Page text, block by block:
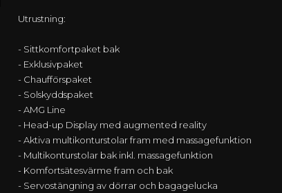
Utrustning:
- Sittkomfortpaket bak
- Exklusivpaket
- Chaufförspaket
- Solskyddspaket
- AMG Line
- Head-up Display med augmented reality
- Aktiva multikonturstolar fram med massagefunktion
- Multikonturstolar bak inkl. massagefunktion
- Komfortsätesvärme fram och bak
- Servostängning av dörrar och bagagelucka